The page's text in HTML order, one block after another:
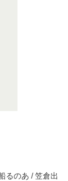
るのあ / 笠倉出